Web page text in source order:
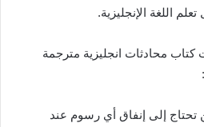
اللغة الإنجليزية.
محادثات انجليزية مترجمة
تحتاج إلى إنفاق أي رسوم عند